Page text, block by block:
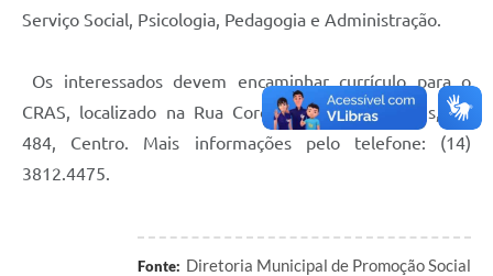
Serviço Social, Psicologia, Pedagogia e Administração.
Os interessados devem encaminhar currículo para o
CRAS, localizado na Rua Coronel Amando Simões, n.º
484, Centro. Mais informações pelo telefone: (14)
3812.4475.
Fonte: Diretoria Municipal de Promoção Social